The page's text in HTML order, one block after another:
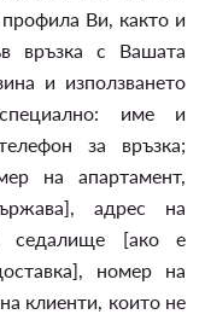
Ви, както и
връзка с Вашата
и използването
име и
за връзка;
на апартамент,
адрес на
седалище [ако е
номер на
клиенти, които не